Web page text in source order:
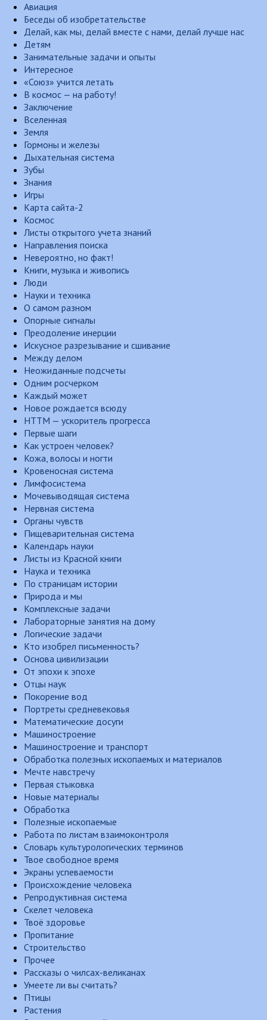
Авиация
Беседы об изобретательстве
Делай, как мы, делай вместе с нами, делай лучше нас
Детям
Занимательные задачи и опыты
Интересное
«Союз» учится летать
В космос — на работу!
Заключение
Вселенная
Земля
Гормоны и железы
Дыхательная система
Зубы
Знания
Игры
Карта сайта-2
Космос
Листы открытого учета знаний
Направления поиска
Невероятно, но факт!
Книги, музыка и живопись
Люди
Науки и техника
О самом разном
Опорные сигналы
Преодоление инерции
Искусное разрезывание и сшивание
Между делом
Неожиданные подсчеты
Одним росчерком
Каждый может
Новое рождается всюду
НТТМ — ускоритель прогресса
Первые шаги
Как устроен человек?
Кожа, волосы и ногти
Кровеносная система
Лимфосистема
Мочевыводящая система
Нервная система
Органы чувств
Пищеварительная система
Календарь науки
Листы из Красной книги
Наука и техника
По страницам истории
Природа и мы
Комплексные задачи
Лабораторные занятия на дому
Логические задачи
Кто изобрел письменность?
Основа цивилизации
От эпохи к эпохе
Отцы наук
Покорение вод
Портреты средневековья
Математические досуги
Машиностроение
Машиностроение и транспорт
Обработка полезных ископаемых и материалов
Мечте навстречу
Первая стыковка
Новые материалы
Обработка
Полезные ископаемые
Работа по листам взаимоконтроля
Словарь культурологических терминов
Твое свободное время
Экраны успеваемости
Происхождение человека
Репродуктивная система
Скелет человека
Твоё здоровье
Пропитание
Строительство
Прочее
Рассказы о чилсах-великанах
Умеете ли вы считать?
Птицы
Растения